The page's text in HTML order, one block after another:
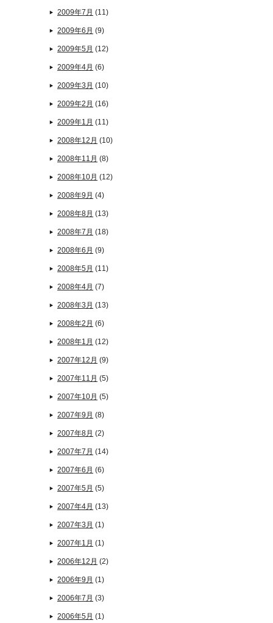
2009年7月 (11)
2009年6月 (9)
2009年5月 (12)
2009年4月 (6)
2009年3月 (10)
2009年2月 (16)
2009年1月 (11)
2008年12月 (10)
2008年11月 (8)
2008年10月 (12)
2008年9月 (4)
2008年8月 (13)
2008年7月 (18)
2008年6月 (9)
2008年5月 (11)
2008年4月 (7)
2008年3月 (13)
2008年2月 (6)
2008年1月 (12)
2007年12月 (9)
2007年11月 (5)
2007年10月 (5)
2007年9月 (8)
2007年8月 (2)
2007年7月 (14)
2007年6月 (6)
2007年5月 (5)
2007年4月 (13)
2007年3月 (1)
2007年1月 (1)
2006年12月 (2)
2006年9月 (1)
2006年7月 (3)
2006年5月 (1)